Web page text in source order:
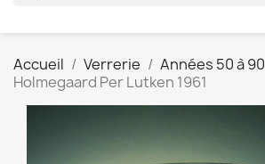
Accueil Verrerie Années 50 à 90
Holmegaard Per Lutken 1961